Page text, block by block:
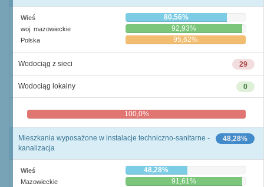
Wieś 80,56%
woj. mazowieckie 92,93%
Polska 95,62%
29
Wodociąg z sieci
0
Wodociąg lokalny
100,0%
48,28%
Mieszkania wyposażone w instalacje techniczno-sanitarne -
kanalizacja
Wieś 48,28%
Mazowieckie 91,61%